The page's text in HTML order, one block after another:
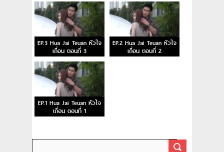
EP.3 Hua Jai Teuan หัวใจ
เถื่อน ตอนที่ 3
EP.2 Hua Jai Teuan หัวใจ
เถื่อน ตอนที่ 2
EP.1 Hua Jai Teuan หัวใจ
เถื่อน ตอนที่ 1